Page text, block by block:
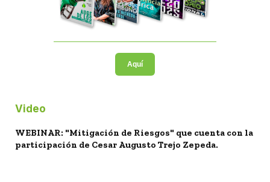
Aquí
Video
WEBINAR: "Mitigación de Riesgos" que cuenta con la
participación de Cesar Augusto Trejo Zepeda.